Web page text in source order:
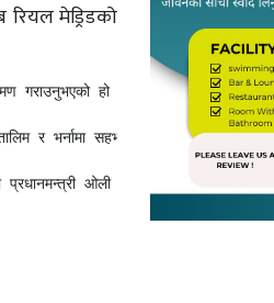
रियल मेड्रिडको
गराउनुभएको हो । उहाँले आफू रियल
भर्नामा सहभागी हुन नेपाली विद्यार्थीलाई
ओली मेड्रिडमा विभिन्न